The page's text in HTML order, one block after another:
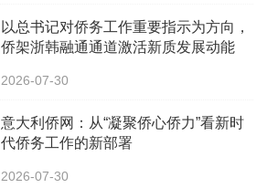
以总书记对侨务工作重要指示为方向，
侨架浙韩融通通道激活新质发展动能
2026-07-30
意大利侨网：从“凝聚侨心侨力”看新时
代侨务工作的新部署
2026-07-30